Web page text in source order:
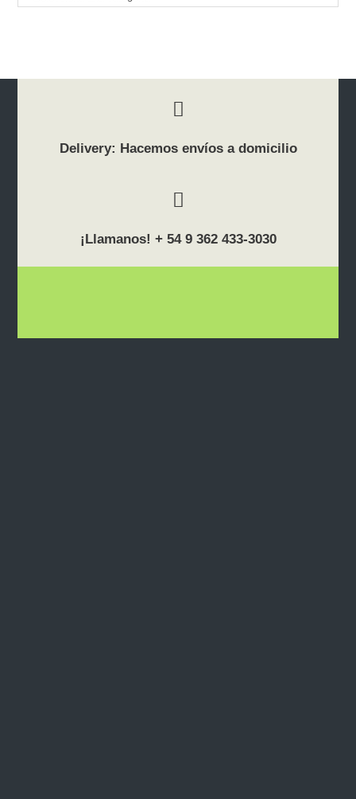
Delivery: Hacemos envíos a domicilio
¡Llamanos! + 54 9 362 433-3030